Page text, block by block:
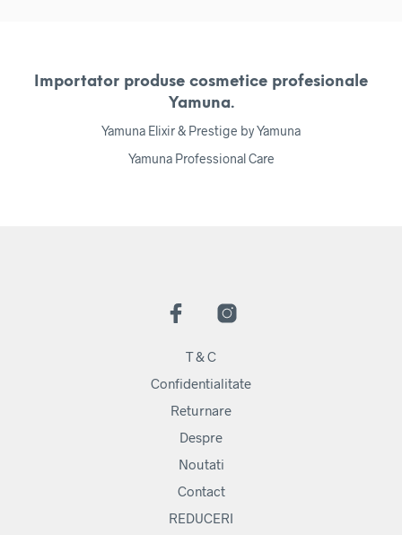
Importator produse cosmetice profesionale
Yamuna.
Yamuna Elixir & Prestige by Yamuna
Yamuna Professional Care
T & C
Confidentialitate
Returnare
Despre
Noutati
Contact
REDUCERI